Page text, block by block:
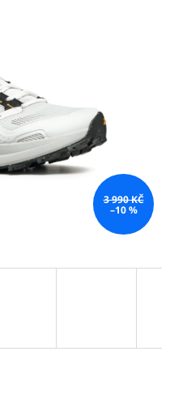
3 990 KČ
–10 %